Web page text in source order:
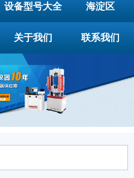
设备型号大全 海淀区
关于我们 联系我们